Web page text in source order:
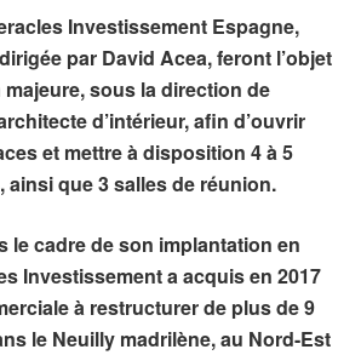
Investissement Espagne,
par David Acea, feront l’objet
majeure, sous la direction de
d’intérieur, afin d’ouvrir
et mettre à disposition 4 à 5
ainsi que 3 salles de réunion.
le cadre de son implantation en
Investissement a acquis en 2017
à restructurer de plus de 9
le Neuilly madrilène, au Nord-Est